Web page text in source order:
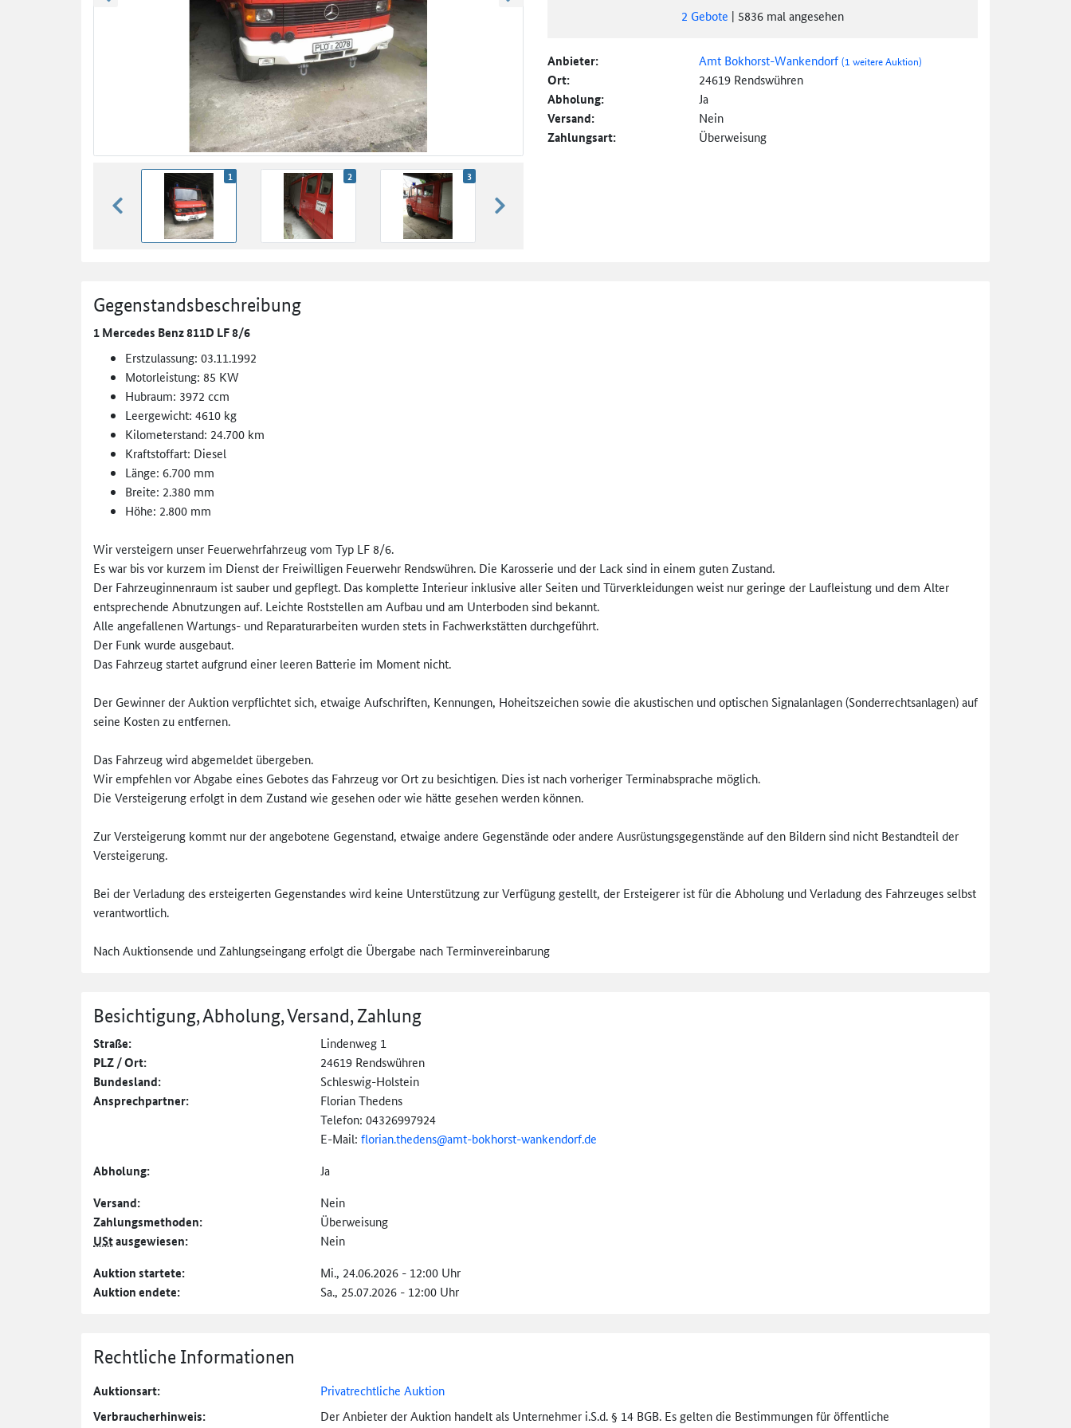
zurück blättern
1 2 3
weiter blättern
2 Gebote | 5836 mal angesehen
Anbieter: Amt Bokhorst-Wankendorf (1 weitere Auktion)
Ort: 24619 Rendswühren
Abholung: Ja
Versand: Nein
Zahlungsart: Überweisung
Gegenstandsbeschreibung
1 Mercedes Benz 811D LF 8/6
Erstzulassung: 03.11.1992
Motorleistung: 85 KW
Hubraum: 3972 ccm
Leergewicht: 4610 kg
Kilometerstand: 24.700 km
Kraftstoffart: Diesel
Länge: 6.700 mm
Breite: 2.380 mm
Höhe: 2.800 mm
Wir versteigern unser Feuerwehrfahrzeug vom Typ LF 8/6.
Es war bis vor kurzem im Dienst der Freiwilligen Feuerwehr Rendswühren. Die Karosserie und der Lack sind in einem guten Zustand.
Der Fahrzeuginnenraum ist sauber und gepflegt. Das komplette Interieur inklusive aller Seiten und Türverkleidungen weist nur geringe der Laufleistung und dem Alter
entsprechende Abnutzungen auf. Leichte Roststellen am Aufbau und am Unterboden sind bekannt.
Alle angefallenen Wartungs- und Reparaturarbeiten wurden stets in Fachwerkstätten durchgeführt.
Der Funk wurde ausgebaut.
Das Fahrzeug startet aufgrund einer leeren Batterie im Moment nicht.
Der Gewinner der Auktion verpflichtet sich, etwaige Aufschriften, Kennungen, Hoheitszeichen sowie die akustischen und optischen Signalanlagen (Sonderrechtsanlagen) auf
seine Kosten zu entfernen.
Das Fahrzeug wird abgemeldet übergeben.
Wir empfehlen vor Abgabe eines Gebotes das Fahrzeug vor Ort zu besichtigen. Dies ist nach vorheriger Terminabsprache möglich.
Die Versteigerung erfolgt in dem Zustand wie gesehen oder wie hätte gesehen werden können.
Zur Versteigerung kommt nur der angebotene Gegenstand, etwaige andere Gegenstände oder andere Ausrüstungsgegenstände auf den Bildern sind nicht Bestandteil der
Versteigerung.
Bei der Verladung des ersteigerten Gegenstandes wird keine Unterstützung zur Verfügung gestellt, der Ersteigerer ist für die Abholung und Verladung des Fahrzeuges selbst
verantwortlich.
Nach Auktionsende und Zahlungseingang erfolgt die Übergabe nach Terminvereinbarung
Besichtigung, Abholung, Versand, Zahlung
Straße: Lindenweg 1
PLZ / Ort: 24619 Rendswühren
Bundesland: Schleswig-Holstein
Ansprechpartner:
Florian Thedens
Telefon: 04326997924
E-Mail: florian.thedens@amt-bokhorst-wankendorf.de
Abholung: Ja
Versand: Nein
Zahlungs­methoden: Überweisung
UStausgewiesen: Nein
Auktion startete: Mi., 24.06.2026 - 12:00 Uhr
Auktion endete: Sa., 25.07.2026 - 12:00 Uhr
Rechtliche Informationen
Auktionsart: Privatrechtliche Auktion
Verbraucher­hinweis:
Der Anbieter der Auktion handelt als Unternehmer i.S.d. § 14 BGB. Es gelten die Bestimmungen für öffentliche